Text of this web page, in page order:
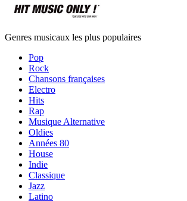
Genres musicaux les plus populaires
Pop
Rock
Chansons françaises
Electro
Hits
Rap
Musique Alternative
Oldies
Années 80
House
Indie
Classique
Jazz
Latino